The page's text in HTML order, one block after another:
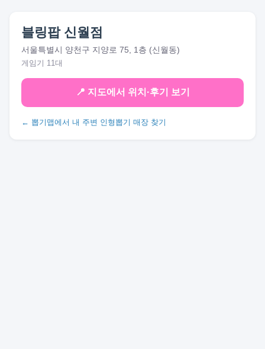
블링팝 신월점
서울특별시 양천구 지양로 75, 1층 (신월동)
게임기 11대
📍 지도에서 위치·후기 보기
← 뽑기맵에서 내 주변 인형뽑기 매장 찾기